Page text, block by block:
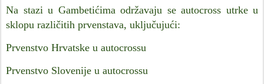
Na stazi u Gambetićima održavaju se autocross utrke u
sklopu različitih prvenstava, uključujući:
Prvenstvo Hrvatske u autocrossu
Prvenstvo Slovenije u autocrossu